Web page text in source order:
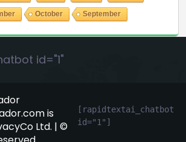
October September
id="1"
is
Ltd. | ©
[rapidtextai_chatbot
id="1"]